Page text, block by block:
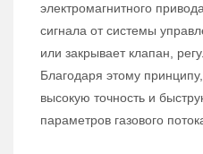
электромагнитного
сигнала от системы
или закрывает клапан,
Благодаря этому
высокую точность и
параметров газового